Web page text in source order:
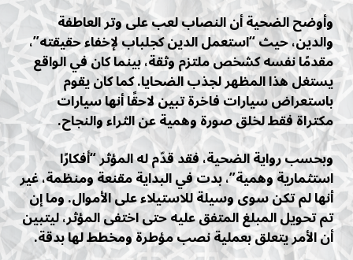
وأوضح الضحية أن النصاب لعب على وتر العاطفة
والدين، حيث “استعمل الدين كجلباب لإخفاء حقيقته”،
مقدمًا نفسه كشخص ملتزم وثقة، بينما كان في الواقع
يستغل هذا المظهر لجذب الضحايا. كما كان يقوم
باستعراض سيارات فاخرة تبين لاحقًا أنها سيارات
مكتراة فقط لخلق صورة وهمية عن الثراء والنجاح.
وبحسب رواية الضحية، فقد قدّم له المؤثر “أفكارًا
استثمارية وهمية”، بدت في البداية مقنعة ومنظمة، غير
أنها لم تكن سوى وسيلة للاستيلاء على الأموال. وما إن
تم تحويل المبلغ المتفق عليه حتى اختفى المؤثر، ليتبين
أن الأمر يتعلق بعملية نصب مؤطرة ومخطط لها بدقة.